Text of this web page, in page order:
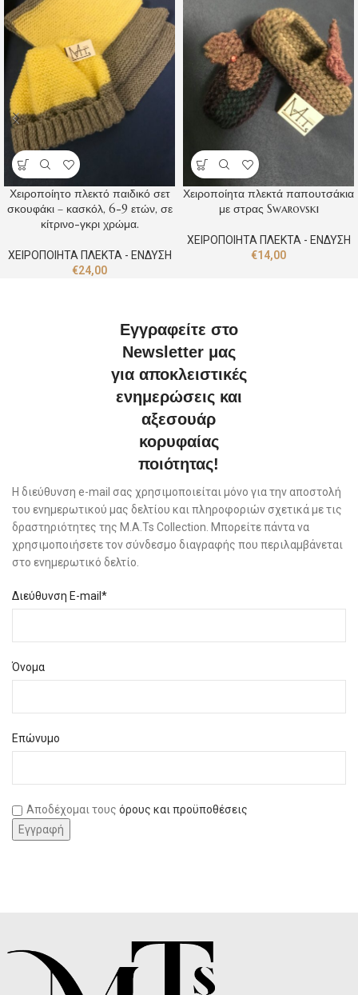
Χειροποίητο πλεκτό παιδικό σετ
σκουφάκι – κασκόλ, 6-9 ετών, σε
κίτρινο-γκρι χρώμα.
ΧΕΙΡΟΠΟΙΗΤΑ ΠΛΕΚΤΑ - ΕΝΔΥΣΗ
€24,00
Χειροποίητα πλεκτά παπουτσάκια
με στρας Swarovski
ΧΕΙΡΟΠΟΙΗΤΑ ΠΛΕΚΤΑ - ΕΝΔΥΣΗ
€14,00
Εγγραφείτε στο
Newsletter μας
για αποκλειστικές
ενημερώσεις και
αξεσουάρ
κορυφαίας
ποιότητας!
Η διεύθυνση e-mail σας χρησιμοποιείται μόνο για την αποστολή
του ενημερωτικού μας δελτίου και πληροφοριών σχετικά με τις
δραστηριότητες της M.A.Ts Collection. Μπορείτε πάντα να
χρησιμοποιήσετε τον σύνδεσμο διαγραφής που περιλαμβάνεται
στο ενημερωτικό δελτίο.
Διεύθυνση E-mail*
Όνομα
Επώνυμο
Αποδέχομαι τους όρους και προϋποθέσεις